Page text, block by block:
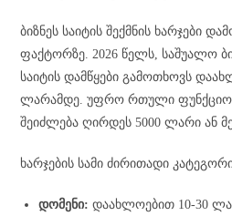
ბიზნეს საიტის შექმნის ხარჯები
ფაქტორზე. 2026 წელს, საშუალო
საიტის დამწყები გამოთხოვს
ლარამდე. უფრო რთული
შეიძლება ღირდეს 5000 ლარი ან
ხარჯების სამი ძირითადი
დომენი: დაახლოებით 10-30